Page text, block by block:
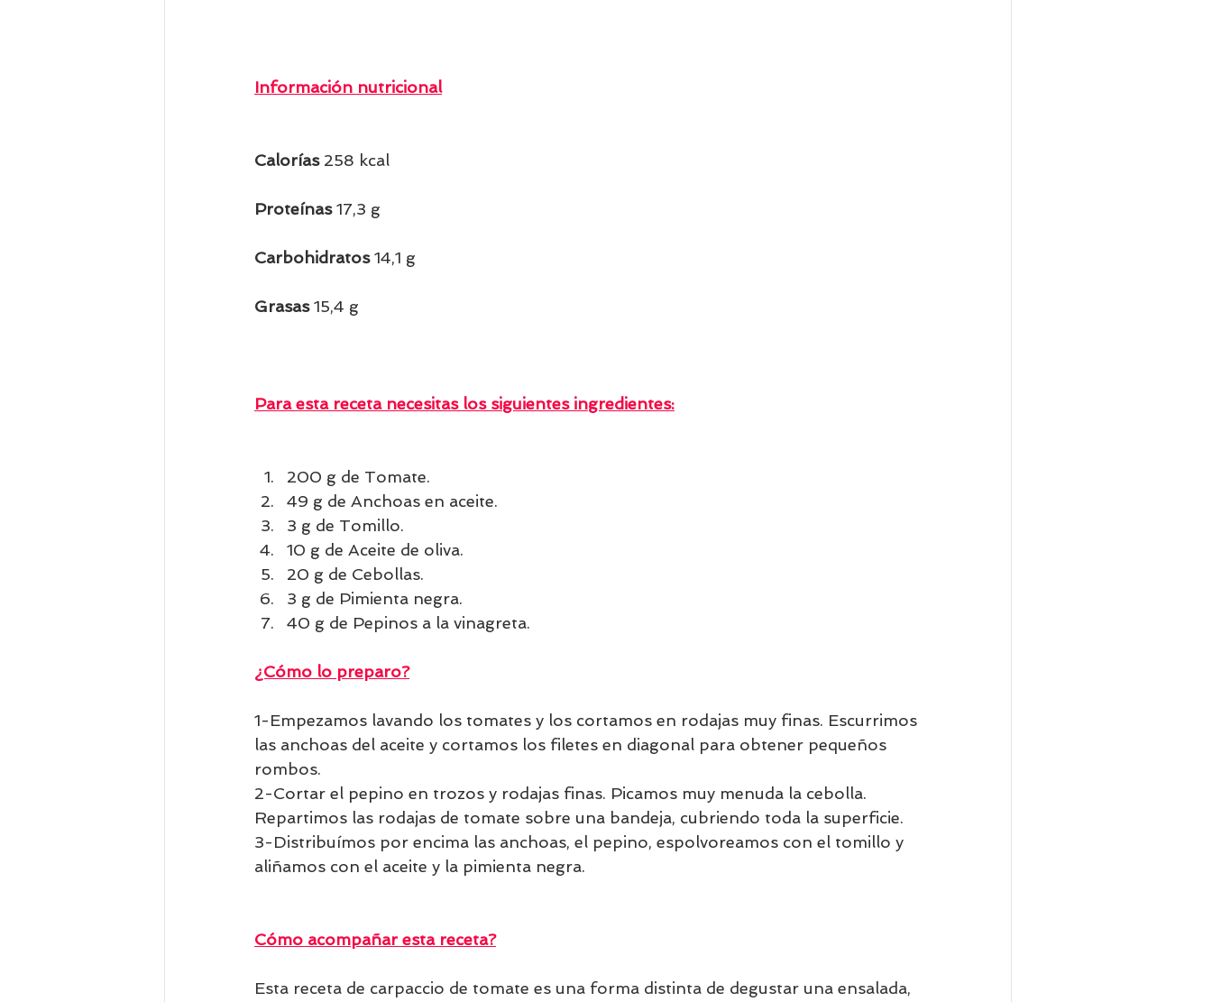
Información nutricional
Calorías 258 kcal
Proteínas 17,3 g
Carbohidratos 14,1 g
Grasas 15,4 g
Para esta receta necesitas los siguientes ingredientes:
200 g de Tomate.
49 g de Anchoas en aceite.
3 g de Tomillo.
10 g de Aceite de oliva.
20 g de Cebollas.
3 g de Pimienta negra.
40 g de Pepinos a la vinagreta.
¿Cómo lo preparo?
1-Empezamos lavando los tomates y los cortamos en rodajas muy finas. Escurrimos
las anchoas del aceite y cortamos los filetes en diagonal para obtener pequeños
rombos.
2-Cortar el pepino en trozos y rodajas finas. Picamos muy menuda la cebolla.
Repartimos las rodajas de tomate sobre una bandeja, cubriendo toda la superficie.
3-Distribuímos por encima las anchoas, el pepino, espolvoreamos con el tomillo y
aliñamos con el aceite y la pimienta negra.
Cómo acompañar esta receta?
Esta receta de carpaccio de tomate es una forma distinta de degustar una ensalada,